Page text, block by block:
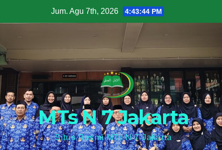
to
Jum. Agu 7th, 2026 4:43:44 PM
MTs N 7 Jakarta
Situs Resmi MTs N 7 Jakarta